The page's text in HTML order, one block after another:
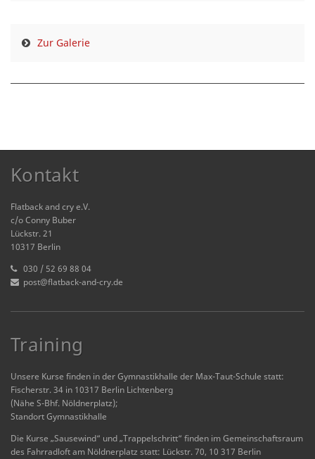
Zur Galerie
Kontakt
Flatback and cry e.V.
c/o Conny Buber
Lückstr. 21
10317 Berlin
030 / 52 69 88 04
post@flatback-and-cry.de
Training
Unsere Kurse finden in der Gymnastikhalle der Max-Taut-Schule statt:
Fischerstr. 34 in 10317 Berlin Lichtenberg
(Nähe S-Bhf. Nöldnerplatz);
Standort Gymnastikhalle
Die Kurse „Sausewind“ und „Trappelschritt“ finden im Gemeinschaftsraum
des Fahrradloft am Nöldnerplatz statt: Lückstr. 70, 10 317 Berlin